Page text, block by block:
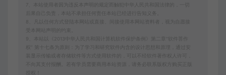
7、本站使用者因为违反本声明的规定而触犯中华人民共和国法律的，一切
后果自己负责，本站不承担任何责任本站已经进行告知义务。
8、凡以任何方式登陆本网站或直接、间接使用本网站资料者，视为自愿接
受本网站声明的约束。
9、本站以《2013中华人民共和国计算机软件保护条例》第二章"软件菩作
权” 第十七条为原则：为了学习和研究软件内含的设计思想和原理，通过安
装显示传输或者存储软件等方式使用软件的，可以不经软件著作权人许可，
不向其支付报酬。若有学员需要商用本站资源，请务必联系版权方购买正版